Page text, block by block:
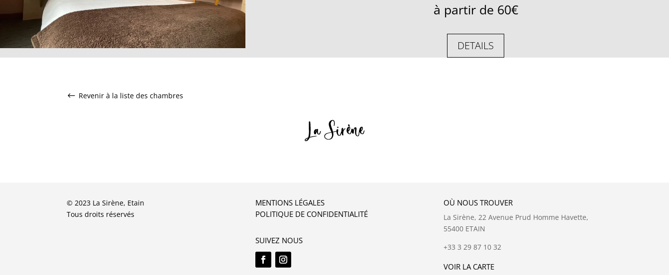
à partir de 60€
DETAILS
# Revenir à la liste des chambres
© 2023 La Sirène, Etain
Tous droits réservés
MENTIONS LÉGALES
POLITIQUE DE CONFIDENTIALITÉ
SUIVEZ NOUS
OÙ NOUS TROUVER
La Sirène, 22 Avenue Prud Homme Havette,
55400 ETAIN
+33 3 29 87 10 32
VOIR LA CARTE